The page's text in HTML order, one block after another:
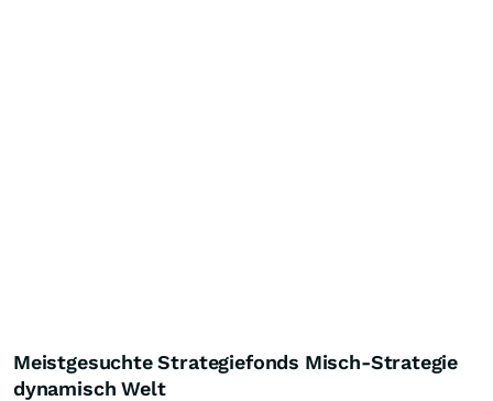
Meistgesuchte Strategiefonds Misch-Strategie
dynamisch Welt